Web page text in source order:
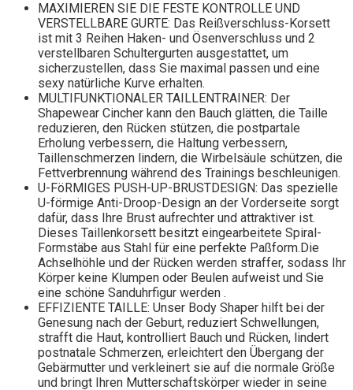
MAXIMIEREN SIE DIE FESTE KONTROLLE UND
VERSTELLBARE GURTE: Das Reißverschluss-Korsett
ist mit 3 Reihen Haken- und Ösenverschluss und 2
verstellbaren Schultergurten ausgestattet, um
sicherzustellen, dass Sie maximal passen und eine
sexy natürliche Kurve erhalten.
MULTIFUNKTIONALER TAILLENTRAINER: Der
Shapewear Cincher kann den Bauch glätten, die Taille
reduzieren, den Rücken stützen, die postpartale
Erholung verbessern, die Haltung verbessern,
Taillenschmerzen lindern, die Wirbelsäule schützen, die
Fettverbrennung während des Trainings beschleunigen.
U-FöRMIGES PUSH-UP-BRUSTDESIGN: Das spezielle
U-förmige Anti-Droop-Design an der Vorderseite sorgt
dafür, dass Ihre Brust aufrechter und attraktiver ist.
Dieses Taillenkorsett besitzt eingearbeitete Spiral-
Formstäbe aus Stahl für eine perfekte Paßform.Die
Achselhöhle und der Rücken werden straffer, sodass Ihr
Körper keine Klumpen oder Beulen aufweist und Sie
eine schöne Sanduhrfigur werden .
EFFIZIENTE TAILLE: Unser Body Shaper hilft bei der
Genesung nach der Geburt, reduziert Schwellungen,
strafft die Haut, kontrolliert Bauch und Rücken, lindert
postnatale Schmerzen, erleichtert den Übergang der
Gebärmutter und verkleinert sie auf die normale Größe
und bringt Ihren Mutterschaftskörper wieder in seine